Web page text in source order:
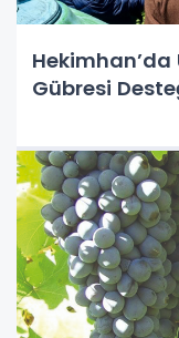
Hekimhan’da
Gübresi